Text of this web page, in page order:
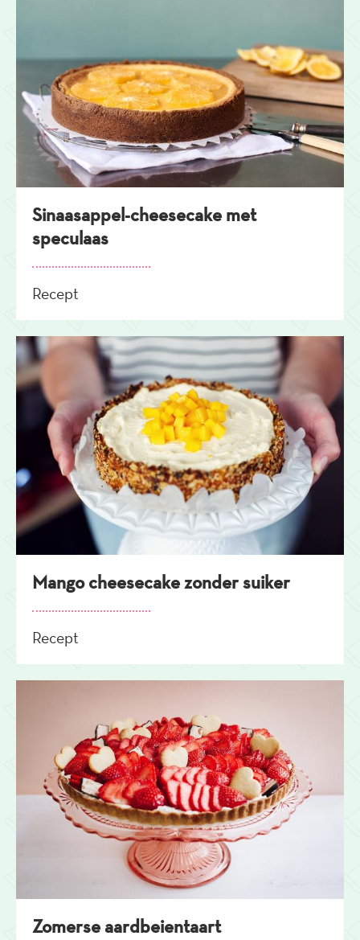
Sinaasappel-cheesecake met
speculaas
Recept
Mango cheesecake zonder suiker
Recept
Zomerse aardbeientaart